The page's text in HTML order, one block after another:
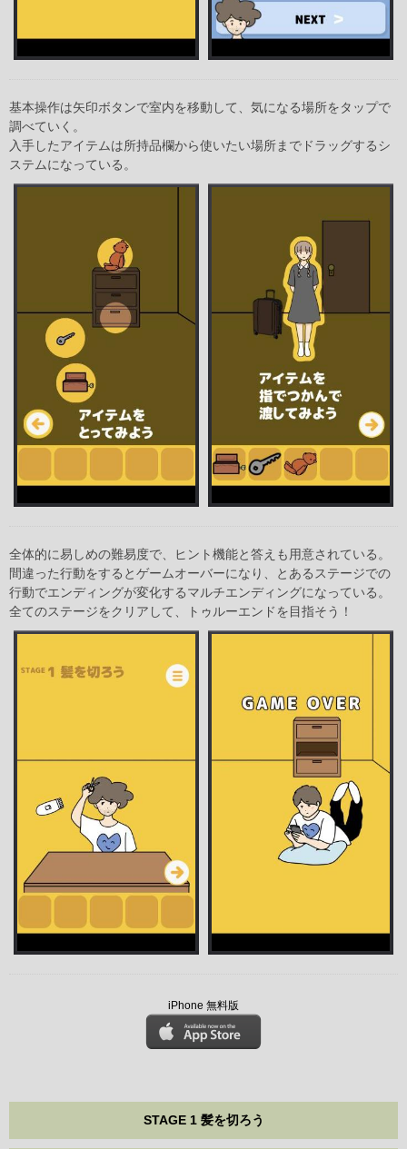
基本操作は矢印ボタンで室内を移動して、気になる場所をタップで
調べていく。
入手したアイテムは所持品欄から使いたい場所までドラッグするシ
ステムになっている。
全体的に易しめの難易度で、ヒント機能と答えも用意されている。
間違った行動をするとゲームオーバーになり、とあるステージでの
行動でエンディングが変化するマルチエンディングになっている。
全てのステージをクリアして、トゥルーエンドを目指そう！
iPhone 無料版
STAGE 1 髪を切ろう